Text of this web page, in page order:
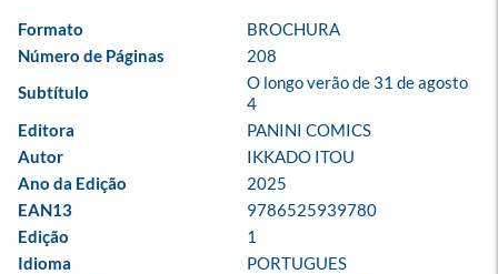
Formato
BROCHURA
Número de Páginas
208
Subtítulo
O longo verão de 31 de agosto
4
Editora
PANINI COMICS
Autor
IKKADO ITOU
Ano da Edição
2025
EAN13
9786525939780
Edição
1
Idioma
PORTUGUES